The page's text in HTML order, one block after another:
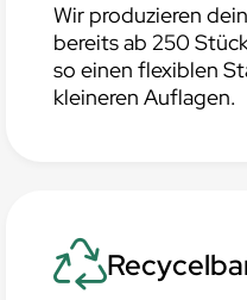
Wir produzieren
bereits ab 250
so einen flexiblen
kleineren Auflagen.